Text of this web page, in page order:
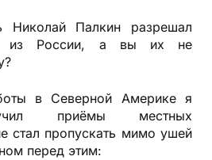
Палкин разрешал
из России, а вы их не
в Северной Америке я
приёмы местных
стал пропускать мимо ушей
перед этим: